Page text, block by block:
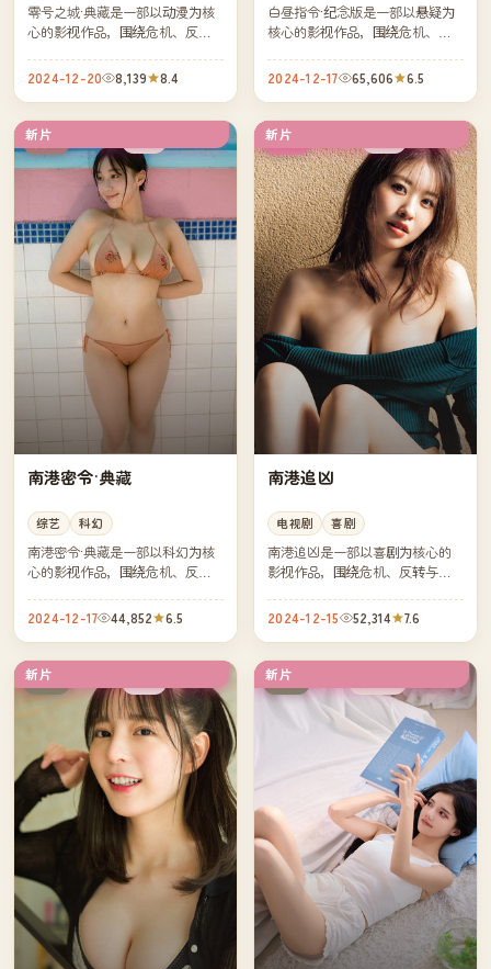
零号之城·典藏是一部以动漫为核
心的影视作品，围绕危机、反转
凑，值得推荐观看。
2024-12-20 8,139 8.4
白昼指令·纪念版是一部以悬疑为
核心的影视作品，围绕危机、反
凑，值得推荐观看。
2024-12-17 65,606 6.5
新片
英国
南港密令·典藏
综艺 科幻
南港密令·典藏是一部以科幻为核
心的影视作品，围绕危机、反转
凑，值得推荐观看。
2024-12-17 44,852 6.5
新片
韩国
南港追凶
电视剧 喜剧
南港追凶是一部以喜剧为核心的
影视作品，围绕危机、反转与人
得推荐观看。
2024-12-15 52,314 7.6
新片
日本 新片
日本